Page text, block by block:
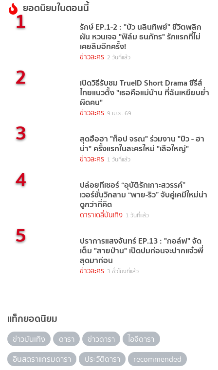
ยอดนิยมในตอนนี้
1 รักษ์ EP.1-2 : "บัว นลินทิพย์" ชีวิตพลิก
ผัน หวนเจอ "ฟิล์ม ธนภัทร" รักแรกที่ไม่
เคยลืมอีกครั้ง!
ข่าวละคร 2 วันที่แล้ว
2 เปิดวิธีรับชม TrueID Short Drama ซีรีส์
ไทยแนวตั้ง "เธอคือแม่บ้าน ที่ฉันเหยียบย่ำ
ผิดคน"
ข่าวละคร 9 เม.ย. 69
3 สุดฮือฮา "ท็อป จรณ" ร่วมงาน "บิว - ฮา
น่า" ครั้งแรกในละครใหม่ "เสือใหญ่"
ข่าวละคร 1 วันที่แล้ว
4 ปล่อยทีเซอร์ “อุบัติรักเกาะสวรรค์”
เวอร์ชั่นวิกสาม “พาย-ริว” จับคู่เคมีใหม่น่า
ดูกว่าที่คิด
ดาราเดลี่บันเทิง 1 วันที่แล้ว
5 ปราการแสงจันทร์ EP.13 : "กอล์ฟ" จัด
เต็ม "สายป่าน" เปิดปมก่อนจะปากแจ๋วพี่
สุดมาก่อน
ข่าวละคร 3 ชั่วโมงที่แล้ว
แท็กยอดนิยม
ข่าวบันเทิง ดารา ข่าวดารา
ไอจีดารา
อินสตราแกรมดารา
ประวัติดารา
recommended